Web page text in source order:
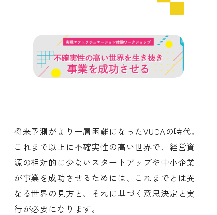
見学申込
ブランディングのご相談
ビジネスマッチングはこちら
サービス
サイトへ
将来予測がより一層困難になったVUCAの時代。
これまで以上に不確実性の高い世界で、経営資
源の相対的に少ないスタートアップや中小企業
が事業を成功させるためには、これまでとは異
なる世界の見方と、それに基づく意思決定と実
行が必要になります。